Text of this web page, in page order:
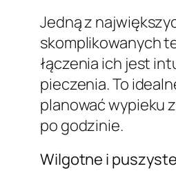
Jedną z
skomplikowanych
łączenia ich jest
pieczenia. To
planować wypieku
po godzinie.
Wilgotne i